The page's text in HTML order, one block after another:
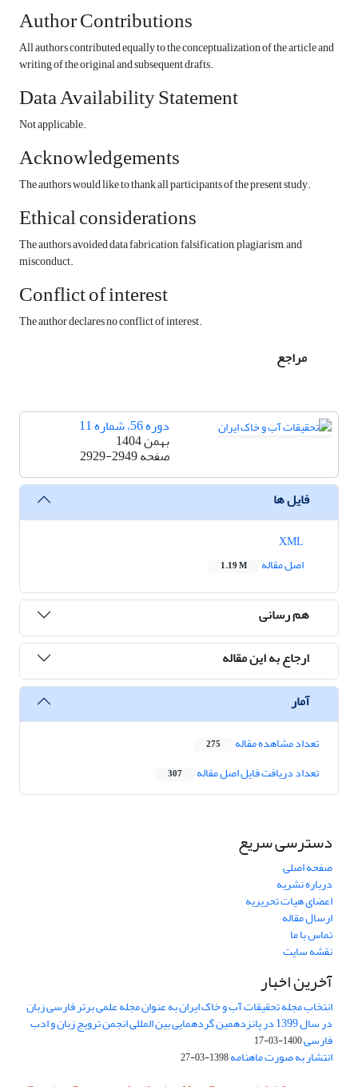
Author Contributions
All authors contributed equally to the conceptualization of the article and
writing of the original and subsequent drafts.
Data Availability Statement
Not applicable.
Acknowledgements
The authors would like to thank all participants of the present study.
Ethical considerations
The authors avoided data fabrication, falsification, plagiarism, and
misconduct.
Conflict of interest
The author declares no conflict of interest.
مراجع
دوره 56، شماره 11
بهمن 1404
صفحه2929-2949
فایل ها
اصل مقاله
1.19 M
هم رسانی
ارجاع به این مقاله
آمار
تعداد مشاهده مقاله 275
تعداد دریافت فایل اصل مقاله 307
دسترسی سریع
صفحه اصلی
درباره نشریه
اعضای هیات تحریریه
ارسال مقاله
تماس با ما
نقشه سایت
آخرین اخبار
انتخاب مجله تحقیقات آب و خاک ایران به عنوان مجله علمی برتر فارسی زبان
در سال 1399 در پانزدهمین گردهمایی بین المللی انجمن ترویج زبان و ادب
فارسی1400-03-17
انتشار به صورت ماهنامه1398-03-27